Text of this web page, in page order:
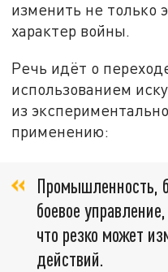
изменить не только
характер войны.
Речь идёт о
использованием
из
применению:
Промышленность,
боевое
что резко может
действий.